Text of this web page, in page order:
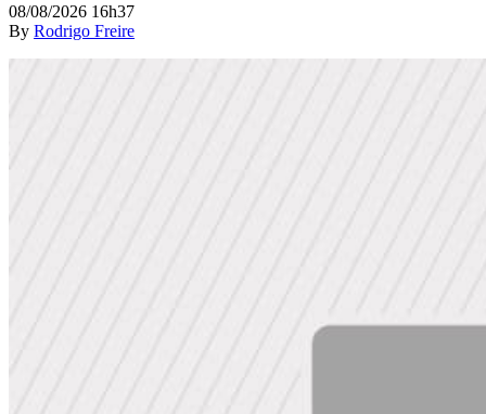
08/08/2026 16h37
By Rodrigo Freire